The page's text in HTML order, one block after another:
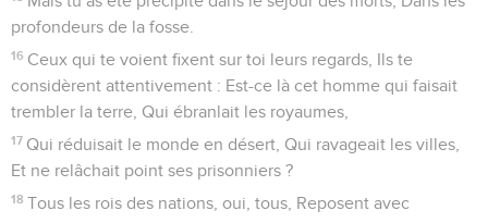
Oracle sur Babylone, révélé à Ésaïe, fils d'Amots.
2
voix vers eux, Faites des signes avec la main, Et qu'ils
franchissent les portes des tyrans !
héros de ma colère, Ceux qui se réjouissent de ma grandeur.
d'un peuple nombreux ; On entend un tumulte de royaumes,